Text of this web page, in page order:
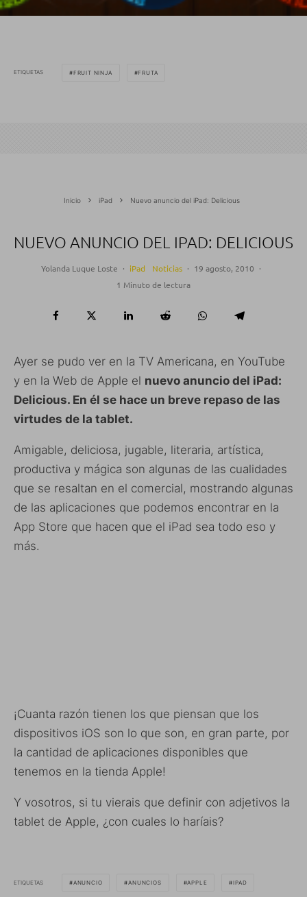
ETIQUETAS FRUIT NINJA FRUTA
Inicio iPad Nuevo anuncio del iPad: Delicious
NUEVO ANUNCIO DEL IPAD: DELICIOUS
Yolanda Luque Loste · iPad Noticias · 19 agosto, 2010 ·
1 Minuto de lectura
Ayer se pudo ver en la TV Americana, en YouTube
y en la Web de Apple el nuevo anuncio del iPad:
Delicious. En él se hace un breve repaso de las
virtudes de la tablet.
Amigable, deliciosa, jugable, literaria, artística,
productiva y mágica son algunas de las cualidades
que se resaltan en el comercial, mostrando algunas
de las aplicaciones que podemos encontrar en la
App Store que hacen que el iPad sea todo eso y
más.
¡Cuanta razón tienen los que piensan que los
dispositivos iOS son lo que son, en gran parte, por
la cantidad de aplicaciones disponibles que
tenemos en la tienda Apple!
Y vosotros, si tu vierais que definir con adjetivos la
tablet de Apple, ¿con cuales lo haríais?
ETIQUETAS ANUNCIO ANUNCIOS APPLE IPAD